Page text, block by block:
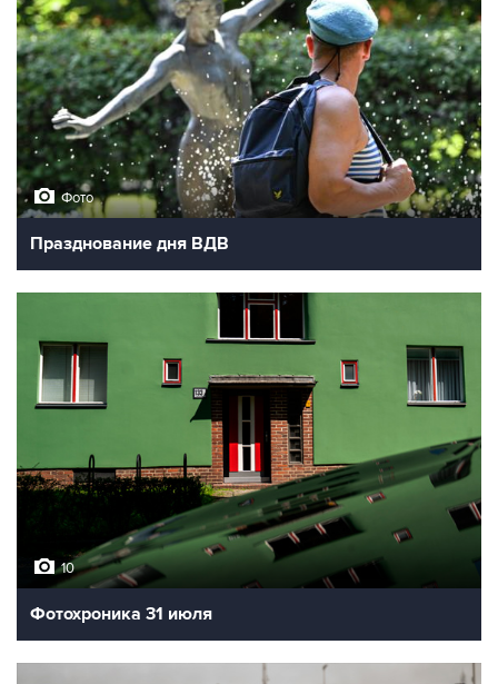
Фото
Празднование дня ВДВ
10
Фотохроника 31 июля